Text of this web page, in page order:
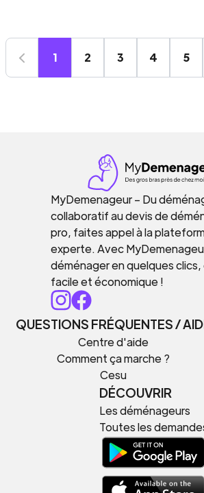
1 2 3 4 5
MyDemenageur – Du
collaboratif au devis de
pro, faites appel à la
experte. Avec
déménager en quelques clics,
facile et économique !
QUESTIONS FRÉQUENTES /
Centre d'aide
Comment ça marche ?
Cesu
DÉCOUVRIR
Les déménageurs
Toutes les